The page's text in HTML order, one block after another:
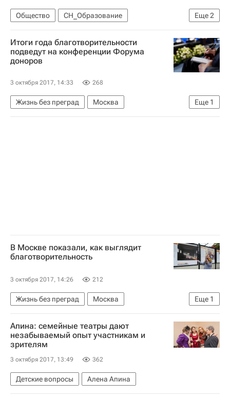
Еще2
Общество
СН_Образование
Учитель года России
Россия
Итоги года благотворительности
подведут на конференции Форума
доноров
3 октября 2017, 14:33 268
Еще 1
Жизнь без преград
Москва
Форум Доноров
В Москве показали, как выглядит
благотворительность
3 октября 2017, 14:26 212
Еще 1
Жизнь без преград
Москва
Форум Доноров
Апина: cемейные театры дают
незабываемый опыт участникам и
зрителям
3 октября 2017, 13:49 362
Детские вопросы Алена Апина